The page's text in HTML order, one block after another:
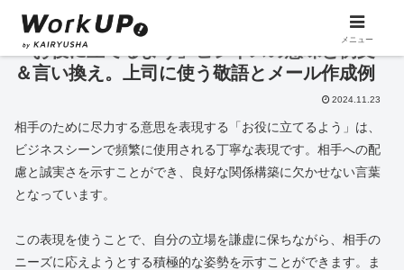
「お役に立てるよう」ビジネスの意味と例文
＆言い換え。上司に使う敬語とメール作成例
2024.11.23
相手のために尽力する意思を表現する「お役に立てるよう」は、
ビジネスシーンで頻繁に使用される丁寧な表現です。相手への配
慮と誠実さを示すことができ、良好な関係構築に欠かせない言葉
となっています。
この表現を使うことで、自分の立場を謙虚に保ちながら、相手の
ニーズに応えようとする積極的な姿勢を示すことができます。ま
メニュー